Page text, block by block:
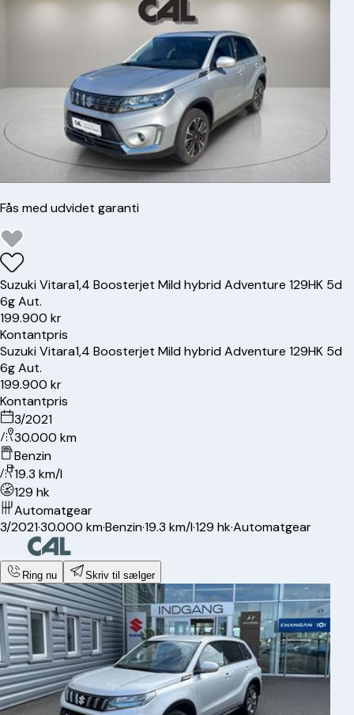
Fås med udvidet garanti
SuzukiVitara1,4 Boosterjet Mild hybrid Adventure 129HK 5d
6g Aut.
199.900 kr
Kontantpris
SuzukiVitara1,4 Boosterjet Mild hybrid Adventure 129HK 5d
6g Aut.
199.900 kr
Kontantpris
3/2021
30.000 km
Benzin
19.3 km/l
129 hk
Automatgear
3/2021·30.000 km·Benzin·19.3 km/l·129 hk·Automatgear
Ring nu Skriv til sælger